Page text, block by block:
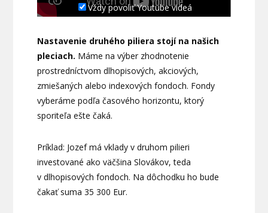
Vždy povoliť Youtube videá
Nastavenie druhého piliera stojí na našich
pleciach. Máme na výber zhodnotenie
prostredníctvom dlhopisových, akciových,
zmiešaných alebo indexových fondoch. Fondy
vyberáme podľa časového horizontu, ktorý
sporiteľa ešte čaká.
Príklad: Jozef má vklady v druhom pilieri
investované ako väčšina Slovákov, teda
v dlhopisových fondoch. Na dôchodku ho bude
čakať suma 35 300 Eur.